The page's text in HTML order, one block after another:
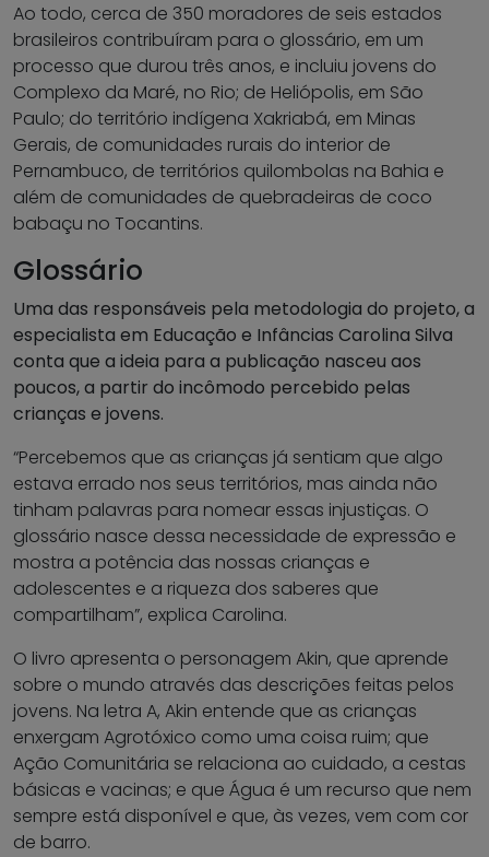
Ao todo, cerca de 350 moradores de seis estados
brasileiros contribuíram para o glossário, em um
processo que durou três anos, e incluiu jovens do
Complexo da Maré, no Rio; de Heliópolis, em São
Paulo; do território indígena Xakriabá, em Minas
Gerais, de comunidades rurais do interior de
Pernambuco, de territórios quilombolas na Bahia e
além de comunidades de quebradeiras de coco
babaçu no Tocantins.
Glossário
Uma das responsáveis pela metodologia do projeto, a
especialista em Educação e Infâncias Carolina Silva
conta que a ideia para a publicação nasceu aos
poucos, a partir do incômodo percebido pelas
crianças e jovens.
“Percebemos que as crianças já sentiam que algo
estava errado nos seus territórios, mas ainda não
tinham palavras para nomear essas injustiças. O
glossário nasce dessa necessidade de expressão e
mostra a potência das nossas crianças e
adolescentes e a riqueza dos saberes que
compartilham”, explica Carolina.
O livro apresenta o personagem Akin, que aprende
sobre o mundo através das descrições feitas pelos
jovens. Na letra A, Akin entende que as crianças
enxergam Agrotóxico como uma coisa ruim; que
Ação Comunitária se relaciona ao cuidado, a cestas
básicas e vacinas; e que Água é um recurso que nem
sempre está disponível e que, às vezes, vem com cor
de barro.